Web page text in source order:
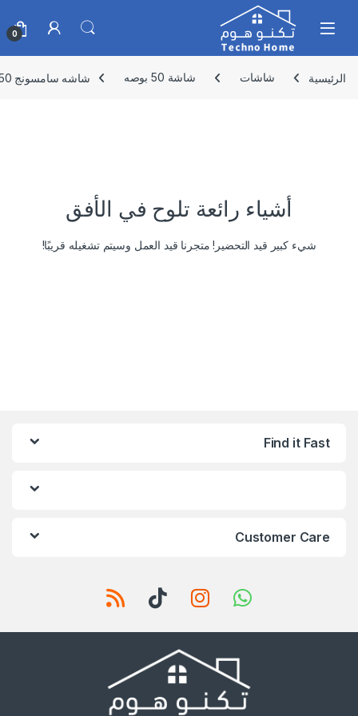
Skip to navigation
Skip to content
0
الرئيسية شاشات شاشة 50 بوصه شاشه سامسونج 50 بوصه كريستال اسمارت فوركيه -UA50QU7000UXSA
أشياء رائعة تلوح في الأفق
شيء كبير قيد التحضير! متجرنا قيد العمل وسيتم تشغيله قريبًا!
Find it Fast
Customer Care